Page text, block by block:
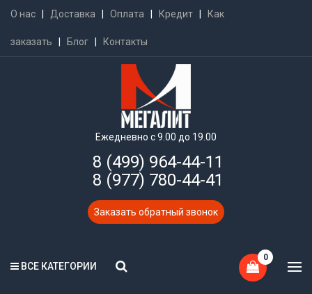
О нас Доставка Оплата Кредит Как
заказать Блог Контакты
Ежедневно с 9.00 до 19.00
8 (499) 964-44-11
8 (977) 780-44-41
Заказать обратный звонок
ВСЕ КАТЕГОРИИ
0